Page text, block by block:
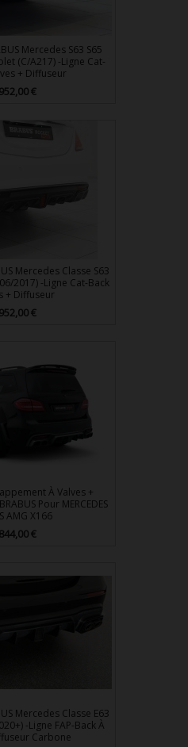
Mercedes S63 S65
(C/A217) -Ligne Cat-
+ Diffuseur
€
Mercedes Classe S63
2017) -Ligne Cat-Back
+ Diffuseur
€
À Valves +
Pour MERCEDES
AMG X166
€
Mercedes Classe E63
-Ligne FAP-Back À
Carbone